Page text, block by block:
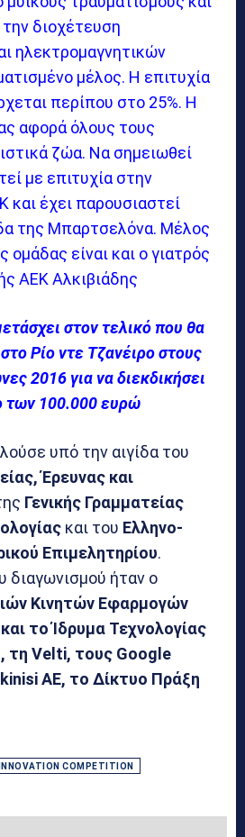
διοχέτευση
ηλεκτρομαγνητικών
μέλος. Η επιτυχία
περίπου στο 25%. Η
αφορά όλους τους
ζώα. Να σημειωθεί
με επιτυχία στην
και έχει παρουσιαστεί
της Μπαρτσελόνα. Μέλος
ομάδας είναι και ο γιατρός
ΑΕΚ Αλκιβιάδης
στον τελικό που θα
Ρίο ντε Τζανέιρο στους
2016 για να διεκδικήσει
των 100.000 ευρώ
υπό την αιγίδα του
Έρευνας και
Γενικής Γραμματείας
και του Ελληνο-
Επιμελητηρίου.
διαγωνισμού ήταν ο
Κινητών Εφαρμογών
το Ίδρυμα Τεχνολογίας
τη Velti, τους Google
AE, το Δίκτυο Πράξη
COMPETITION